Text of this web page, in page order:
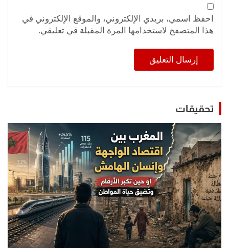
احفظ اسمي، بريدي الإلكتروني، والموقع الإلكتروني في
هذا المتصفح لاستخدامها المرة المقبلة في تعليقي.
تحقيقات